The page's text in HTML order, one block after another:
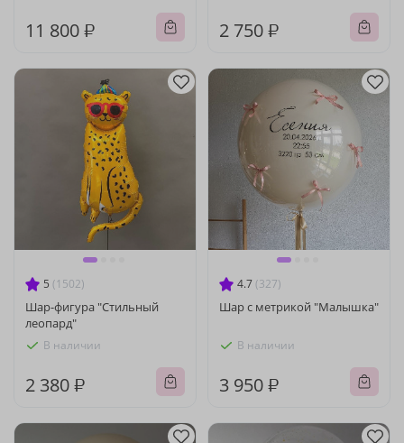
11 800 ₽ 2 750 ₽
5 (1502)
Шар-фигура "Стильный
леопард"
В наличии
2 380 ₽
4.7 (327)
Шар с метрикой "Малышка"
В наличии
3 950 ₽